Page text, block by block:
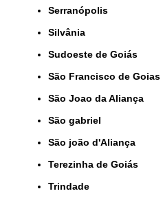
Serranópolis
Silvânia
Sudoeste de Goiás
São Francisco de Goias
São Joao da Aliança
São gabriel
São joão d'Aliança
Terezinha de Goiás
Trindade